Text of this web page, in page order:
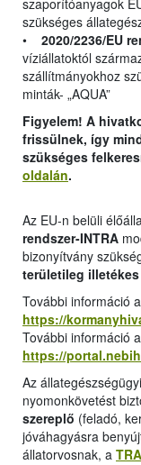
szaporítóanyagok
szükséges
• 2020/2236/EU
víziállatoktól
szállítmányokhoz
minták- „AQUA”
Figyelem! A
frissülnek, így
szükséges
oldalán.
Az EU-n belüli
rendszer-INTRA
bizonyítvány
területileg
További információ
https://
További információ
https://
Az
nyomonkövetést
szereplő (feladó,
jóváhagyásra
állatorvosnak, a